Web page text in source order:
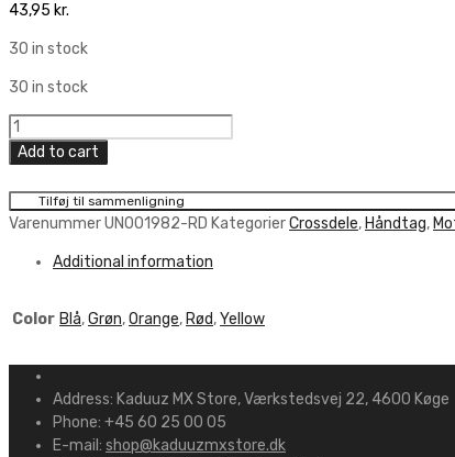
43,95 kr.
30 in stock
30 in stock
MX-
Pro
Donut
quantity
Add to cart
Tilføj til sammenligning
VarenummerUN001982-RD KategorierCrossdele, Håndtag,
Additional information
Color Blå,Grøn,Orange, Rød,Yellow
Address: Kaduuz MX Store, Værkstedsvej 22, 4600 Køge
Phone: +45 60 25 00 05
E-mail: shop@kaduuzmxstore.dk